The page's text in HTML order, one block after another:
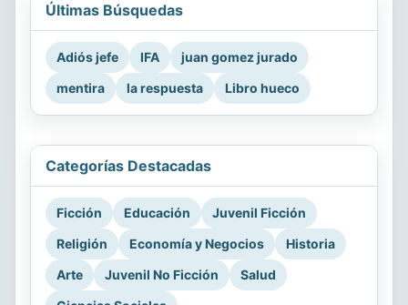
Últimas Búsquedas
Adiós jefe IFA
juan gomez jurado
mentira
la respuesta Libro hueco
Categorías Destacadas
Ficción Educación
Juvenil Ficción
Religión
Economía y Negocios
Historia
Arte
Juvenil No Ficción
Salud